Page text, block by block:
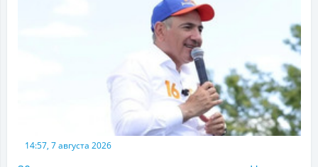
14:57, 7 августа 2026